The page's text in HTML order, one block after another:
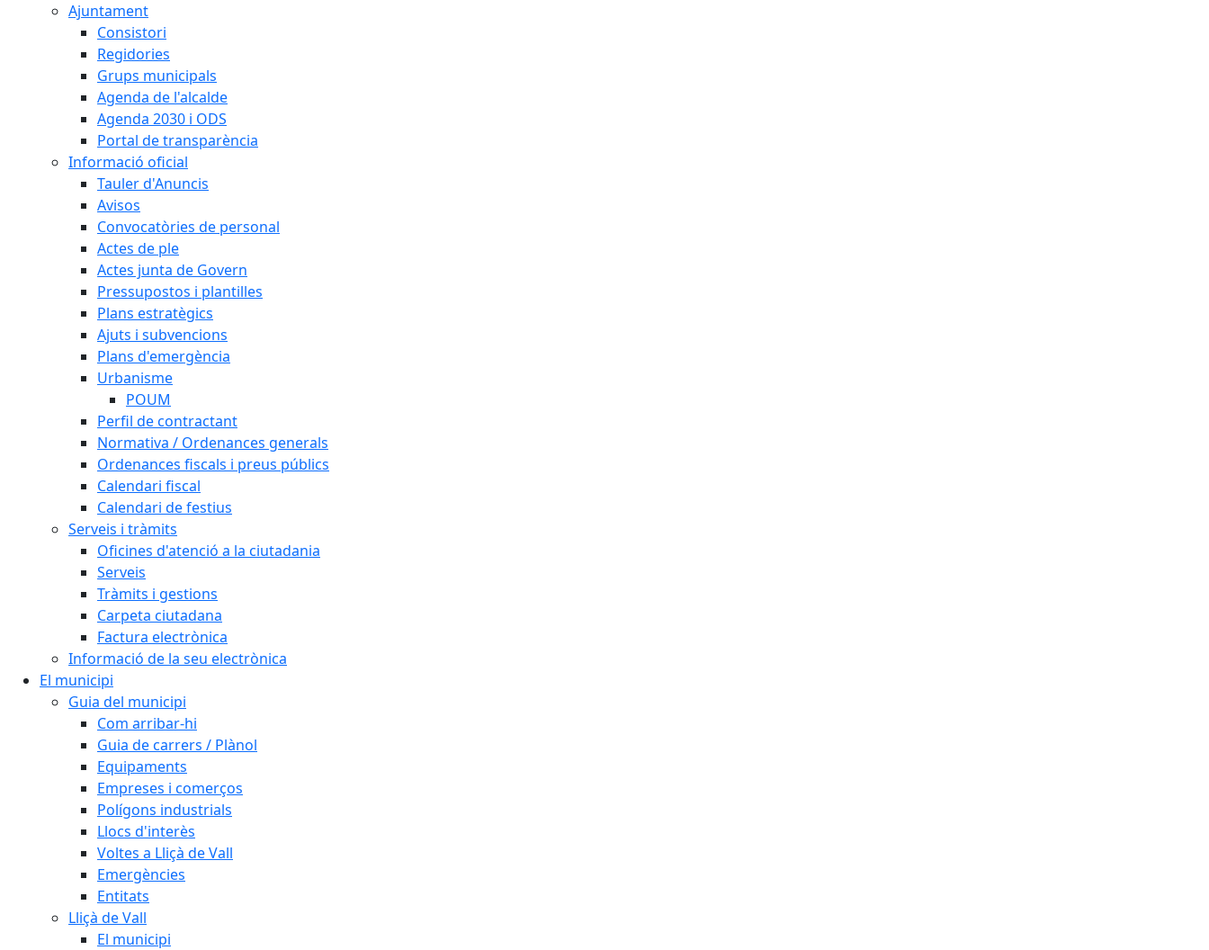
Ajuntament
Consistori
Regidories
Grups municipals
Agenda de l'alcalde
Agenda 2030 i ODS
Portal de transparència
Informació oficial
Tauler d'Anuncis
Avisos
Convocatòries de personal
Actes de ple
Actes junta de Govern
Pressupostos i plantilles
Plans estratègics
Ajuts i subvencions
Plans d'emergència
Urbanisme
POUM
Perfil de contractant
Normativa / Ordenances generals
Ordenances fiscals i preus públics
Calendari fiscal
Calendari de festius
Serveis i tràmits
Oficines d'atenció a la ciutadania
Serveis
Tràmits i gestions
Carpeta ciutadana
Factura electrònica
Informació de la seu electrònica
El municipi
Guia del municipi
Com arribar-hi
Guia de carrers / Plànol
Equipaments
Empreses i comerços
Polígons industrials
Llocs d'interès
Voltes a Lliçà de Vall
Emergències
Entitats
Lliçà de Vall
El municipi